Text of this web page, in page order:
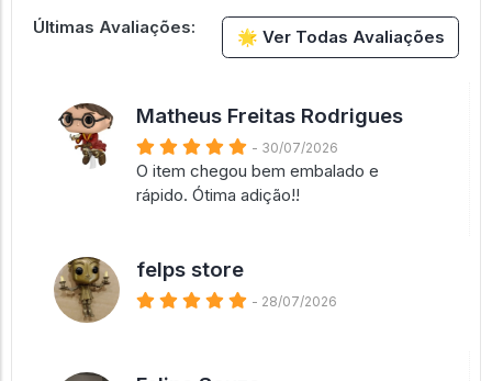
🌟 Ver Todas Avaliações
Últimas Avaliações:
Matheus Freitas Rodrigues
- 30/07/2026
O item chegou bem embalado e
rápido. Ótima adição!!
felps store
- 28/07/2026